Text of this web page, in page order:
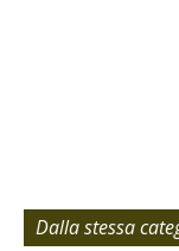
Dalla stessa